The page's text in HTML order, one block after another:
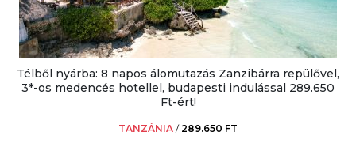
Télből nyárba: 8 napos álomutazás Zanzibárra repülővel,
3*-os medencés hotellel, budapesti indulással 289.650
Ft-ért!
TANZÁNIA /289.650 FT